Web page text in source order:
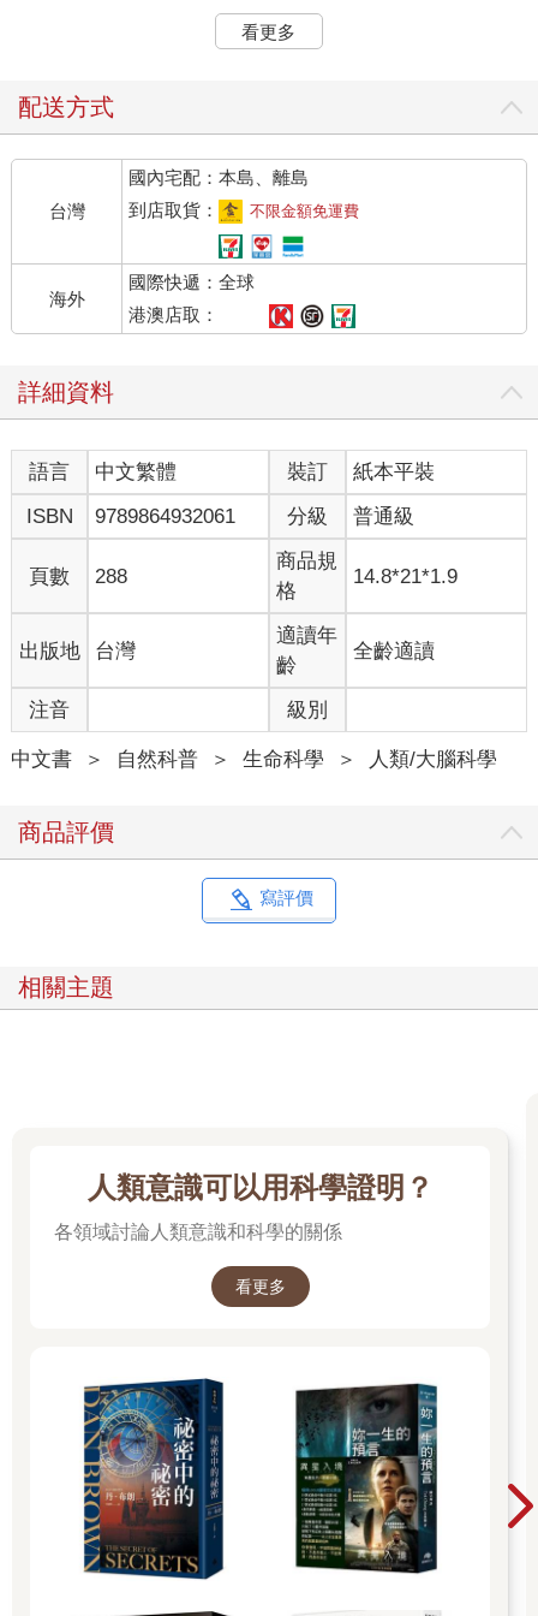
用手機計時15分鐘，準備開始靜觀。起初，他所有注意力都放在
感官上。他能感受到空氣隨著呼吸進出，體會胸腔的起伏。他很
放鬆！我喜歡靜觀，清空我的思緒。」這個念頭並未停止，繼續
和緊迫感。他們付給我的錢那麼少⋯⋯」他的思緒不停流轉。約
翰沒有專心靜觀，因為他想起煩惱和工作壓力，呼吸愈來愈短
淺，身體開始緊繃。他突然驚覺，「天啊！我沒有專注於呼吸，
快回來靜觀！」他回到靜觀，過沒幾秒鐘，另一個念頭又浮現
了，「我真是失敗！無法專心呼吸，這讓我想起了⋯⋯」他再度
分心。約翰的靜觀就這樣斷斷續續，直到手機的計時器響起。為
什麼約翰不能夠專心靜觀呢？是他心理有問題，或者走神才是人
類的本性？⋯⋯
人，她認為自己永遠是對的。她就是堅信自己是對的。總統大選
快到了，她把喜歡的候選人理想化，然後將其他陣營的候選人妖
魔化。後來，她擁護的候選人落選，她難以置信。在她看來，其
他陣營的候選人明明是惡魔，竟然勝選了。這個念頭時時刻刻都
控制著她。她希望擺脫這些念頭，因為只會徒增痛苦。然而，她
無法自拔。這是一個極端的走神案例，被稱為反芻思維
（rumination），也就是同一個想法反覆出現，強行進入思緒。她
刻意排除這些念頭，但為什麼就是忍不住浮現呢？
我是神經科學家，任職於加州大學聖地牙哥分校的思維科學研究
所（IONS），專門研究頭腦如何處理資訊，進而產生體驗。本書
探討當我們的心神漫遊，會是什麼情況？我們明明專心做某件
事，為什麼忍不住做白日夢或走神？在這種情況下，頭腦是怎麼
了？有什麼辦法可以妥善控制我們的思緒嗎？
法是否等於我們？我們的存在遠遠大於我們的想法嗎？該如何馴
服我們的思緒？比如你準備閱讀這本書，周圍有東西會干擾你，
注，忽略周圍的動靜，或者你特別容易分心？如果走神太嚴重，
已經妨礙正常生活，沒辦法專心做正事，甚至無法發揮所有的潛
我們的想法構成我們的認同，但心智究竟是如何運作，背後的科
學知識和原理，潛藏了許多奧祕，等著我們去探索。
從獨特的視角來探索人類心智，思考走神包含哪些 不同類型的念
家如何開發各種技術，來探討情緒、注意力和個性對念頭的影
響。此外，也會討論不由自主的思維（involuntary thinking），與
我們生活各個層面如何交互作用。當你感到沮喪，會不自覺地有
後的神經機制，有助於開發新的方法，來防堵有問題的思維模
式。這是真正引導思維，改善生活品質的關鍵。
第三部分：馴服心靈
收錄一系列方法，教大家調整走神的內容和頻率，這是為了改善
生活品質，防堵無謂的思慮。也會解釋為何要採用間接的方法，
不能只是命令頭腦不去想。我會介紹幾個鍛鍊心智及克制走神的
技巧，讓你過得更幸福。辯證和靜觀的練習都非常強大，可以擺
脫有害的思緒，最終讓這些想法消失。一切的關鍵就在於換個角
看更多
配送方式
台灣
國內宅配：本島、離島
到店取貨：
不限金額免運費
海外
國際快遞：全球
港澳店取：
詳細資料
語言 中文繁體 裝訂
紙本平裝
ISBN
9789864932061 分級 普通級
頁數 288
商品規
格
14.8*21*1.9
出版地 台灣
適讀年
齡
全齡適讀
注音 級別
中文書 ＞ 自然科普 ＞ 生命科學 ＞ 人類/大腦科學
商品評價
寫評價
相關主題
人類意識可以用科學證明？
各領域討論人類意識和科學的關係
看更多